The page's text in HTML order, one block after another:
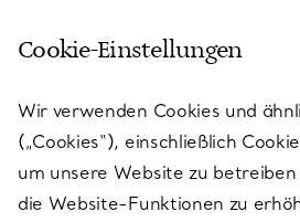
KUNDENSERVICE
SERVICES
Cookie-Einstellungen
Wir verwenden Cookies und
(„Cookies“), einschließlich
um unsere Website zu
die Website-Funktionen zu